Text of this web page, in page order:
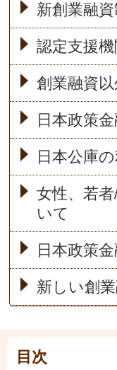
新創業融
認定支援
創業融資
日本政策
日本公庫
女性、若
いて
日本政策
新しい創
目次